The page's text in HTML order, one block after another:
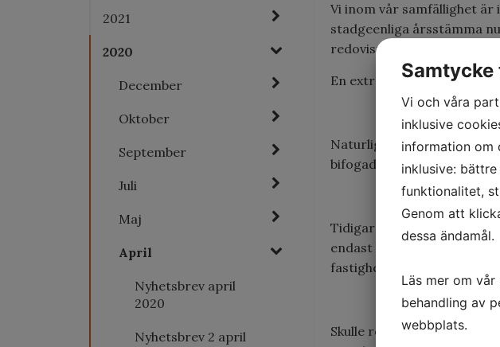
2021
2020
December
Oktober
September
Juli
Maj
April
Nyhetsbrev april
2020
Nyhetsbrev 2 april
Vi inom vår samfällighet
stadgeenliga årsstämma
redovisning mm.
En extra säkerhet är att vi
Naturligtvis bör personer
bifogad
fullmaktsblankett.
Tidigare uppslutning på
endast en person per
fastigheten.
Skulle regeringen
Vi och våra
inklusive
information om
inklusive:
funktionalitet,
Genom att
dessa ändamål.
Läs mer om
behandling av
webbplats.